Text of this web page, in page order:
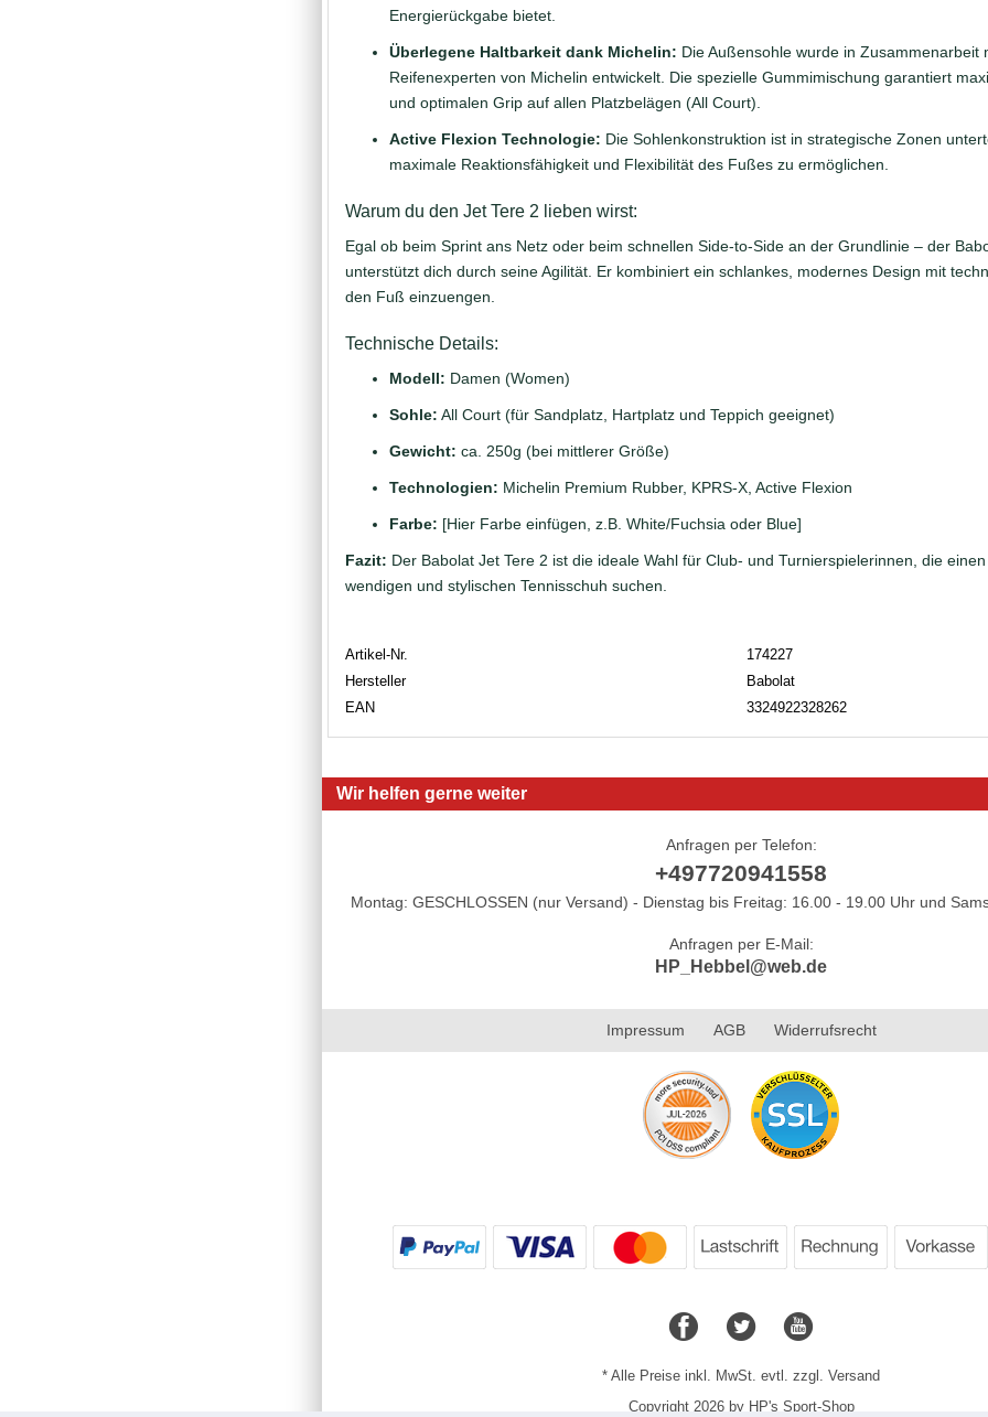
Energierückgabe bietet.
Überlegene Haltbarkeit dank Michelin: Die Außensohle wurde in Zusammenarbeit
Reifenexperten von Michelin entwickelt. Die spezielle Gummimischung garantiert
und optimalen Grip auf allen Platzbelägen (All Court).
Active Flexion Technologie: Die Sohlenkonstruktion ist in strategische Zonen
maximale Reaktionsfähigkeit und Flexibilität des Fußes zu ermöglichen.
Warum du den Jet Tere 2 lieben wirst:
Egal ob beim Sprint ans Netz oder beim schnellen Side-to-Side an der Grundlinie – der
unterstützt dich durch seine Agilität. Er kombiniert ein schlankes, modernes Design mit
den Fuß einzuengen.
Technische Details:
Modell: Damen (Women)
Sohle: All Court (für Sandplatz, Hartplatz und Teppich geeignet)
Gewicht: ca. 250g (bei mittlerer Größe)
Technologien: Michelin Premium Rubber, KPRS-X, Active Flexion
Farbe: [Hier Farbe einfügen, z.B. White/Fuchsia oder Blue]
Fazit: Der Babolat Jet Tere 2 ist die ideale Wahl für Club- und Turnierspielerinnen, die
wendigen und stylischen Tennisschuh suchen.
Artikel-Nr.
174227
Hersteller
Babolat
EAN
3324922328262
Wir helfen gerne weiter
Anfragen per Telefon:
+497720941558
Montag: GESCHLOSSEN (nur Versand) - Dienstag bis Freitag: 16.00 - 19.00 Uhr und
Anfragen per E-Mail:
HP_Hebbel@web.de
Impressum AGB Widerrufsrecht
* Alle Preise inkl. MwSt. evtl. zzgl. Versand
Copyright 2026 by HP's Sport-Shop